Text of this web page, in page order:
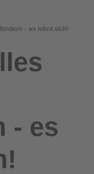
- es lohnt sich!
- es